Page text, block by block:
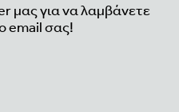
μας για να λαμβάνετε
email σας!